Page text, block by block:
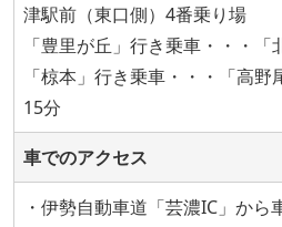
津駅前（東口側）4番乗り場
「豊里が丘」行き乗車・・・
「椋本」行き乗車・・・「高
15分
車でのアクセス
・伊勢自動車道「芸濃IC」から